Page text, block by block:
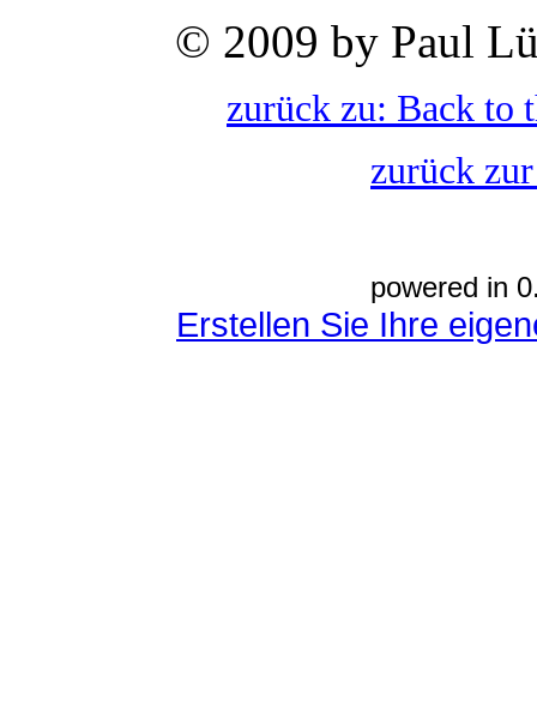
© 2009 by Paul
zurück zu: Back to
zurück
powered in
Erstellen Sie Ihre